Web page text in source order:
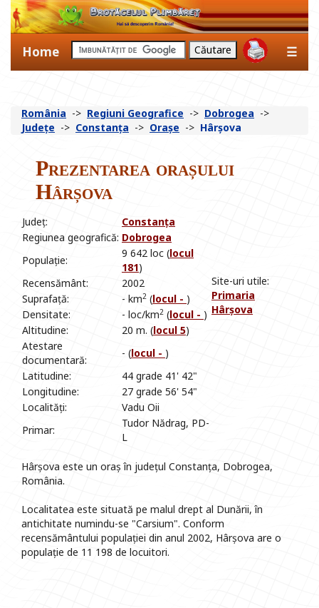
Home ☰
România -> Regiuni Geografice -> Dobrogea ->
Județe -> Constanța -> Orașe -> Hârșova
Prezentarea orașului
Hârșova
Județ: Constanța
Site-uri utile:
Primaria
Hârșova
Regiunea geografică: Dobrogea
Populație:
9 642 loc (locul
181)
Recensământ:
2002
Suprafață:
- km2 (locul - )
Densitate:
- loc/km2 (locul - )
Altitudine:
20 m. (locul 5)
Atestare
documentară:
- (locul - )
Latitudine:
44 grade 41' 42"
Longitudine:
27 grade 56' 54"
Localități:
Vadu Oii
Primar:
Tudor Nădrag, PD-
L
Hârșova este un oraș în județul Constanța, Dobrogea,
România.
Localitatea este situată pe malul drept al Dunării, în
antichitate numindu-se "Carsium". Conform
recensământului populației din anul 2002, Hârșova are o
populație de 11 198 de locuitori.